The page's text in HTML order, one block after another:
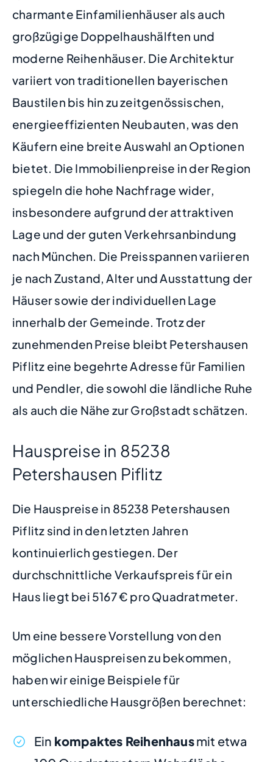
charmante Einfamilienhäuser als auch
großzügige Doppelhaushälften und
moderne Reihenhäuser. Die Architektur
variiert von traditionellen bayerischen
Baustilen bis hin zu zeitgenössischen,
energieeffizienten Neubauten, was den
Käufern eine breite Auswahl an Optionen
bietet. Die Immobilienpreise in der Region
spiegeln die hohe Nachfrage wider,
insbesondere aufgrund der attraktiven
Lage und der guten Verkehrsanbindung
nach München. Die Preisspannen variieren
je nach Zustand, Alter und Ausstattung der
Häuser sowie der individuellen Lage
innerhalb der Gemeinde. Trotz der
zunehmenden Preise bleibt Petershausen
Piflitz eine begehrte Adresse für Familien
und Pendler, die sowohl die ländliche Ruhe
als auch die Nähe zur Großstadt schätzen.
Hauspreise in 85238
Petershausen Piflitz
Die Hauspreise in 85238 Petershausen
Piflitz sind in den letzten Jahren
kontinuierlich gestiegen. Der
durchschnittliche Verkaufspreis für ein
Haus liegt bei 5167 € pro Quadratmeter.
Um eine bessere Vorstellung von den
möglichen Hauspreisen zu bekommen,
haben wir einige Beispiele für
unterschiedliche Hausgrößen berechnet:
Ein kompaktes Reihenhausmit etwa